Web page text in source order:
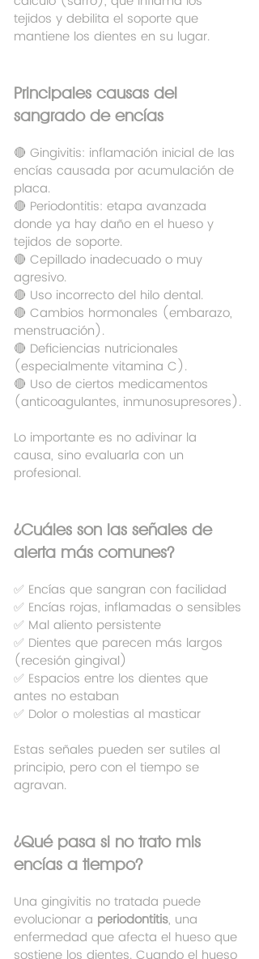
tejidos y debilita el soporte que
mantiene los dientes en su lugar.
Principales causas del
sangrado de encías
🔴 Gingivitis: inflamación inicial de las
encías causada por acumulación de
placa.
🔴 Periodontitis: etapa avanzada
donde ya hay daño en el hueso y
tejidos de soporte.
🔴 Cepillado inadecuado o muy
agresivo.
🔴 Uso incorrecto del hilo dental.
🔴 Cambios hormonales (embarazo,
menstruación).
🔴 Deficiencias nutricionales
(especialmente vitamina C).
🔴 Uso de ciertos medicamentos
(anticoagulantes, inmunosupresores).
Lo importante es no adivinar la
causa, sino evaluarla con un
profesional.
¿Cuáles son las señales de
alerta más comunes?
✅ Encías que sangran con facilidad
✅ Encías rojas, inflamadas o sensibles
✅ Mal aliento persistente
✅ Dientes que parecen más largos
(recesión gingival)
✅ Espacios entre los dientes que
antes no estaban
✅ Dolor o molestias al masticar
Estas señales pueden ser sutiles al
principio, pero con el tiempo se
agravan.
¿Qué pasa si no trato mis
encías a tiempo?
Una gingivitis no tratada puede
evolucionar a periodontitis, una
enfermedad que afecta el hueso que